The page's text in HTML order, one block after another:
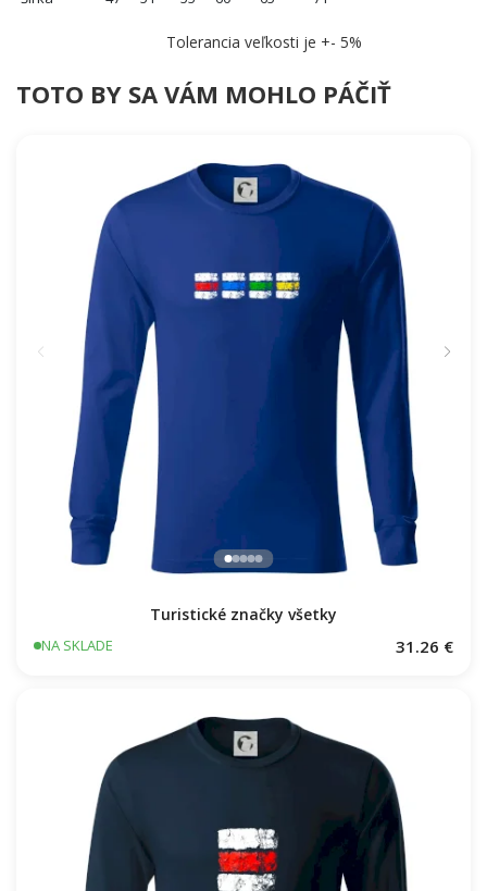
Tolerancia veľkosti je +- 5%
TOTO BY SA VÁM MOHLO PÁČIŤ
Turistické značky všetky
NA SKLADE 31.26 €